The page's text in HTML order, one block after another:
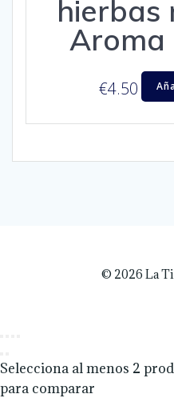
hierbas
Aroma
€4.50
© 2026 La
Selecciona al menos 2
para comparar